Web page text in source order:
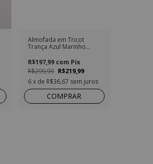
Almofada em Tricot
Trança Azul Marinho
R$299,99 R$219,99
R$197,99 com Pix
6 x de R$36,67 sem juros
COMPRAR